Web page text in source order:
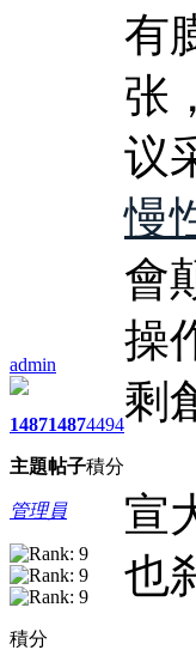
admin
1487
主題
1487
帖子
4494
積分
管理員
積分
有
张
议
慢
會
操
剩
宣
也